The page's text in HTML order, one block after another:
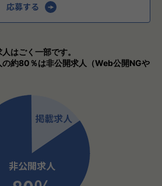
応募する
はごく一部です。
の約80％は非公開求人（Web公開NGや